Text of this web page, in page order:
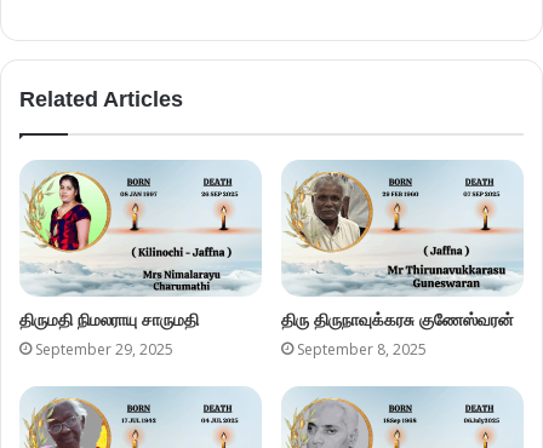
Related Articles
திருமதி நிமலராயு சாருமதி
September 29, 2025
திரு திருநாவுக்கரசு குணேஸ்வரன்
September 8, 2025